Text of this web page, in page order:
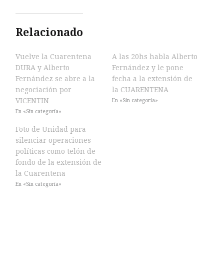
Relacionado
Vuelve la Cuarentena
DURA y Alberto
Fernández se abre a la
negociación por
VICENTIN
En «Sin categoría»
A las 20hs habla Alberto
Fernández y le pone
fecha a la extensión de
la CUARENTENA
En «Sin categoría»
Foto de Unidad para
silenciar operaciones
políticas como telón de
fondo de la extensión de
la Cuarentena
En «Sin categoría»